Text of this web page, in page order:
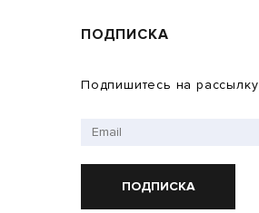
ПОДПИСКА
Подпишитесь на рассылку
ПОДПИСКА